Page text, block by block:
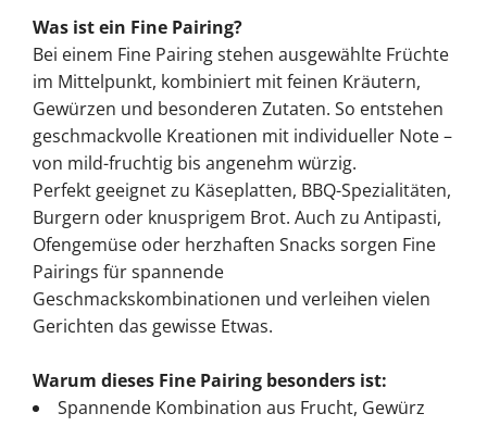
Was ist ein Fine Pairing?
Bei einem Fine Pairing stehen ausgewählte Früchte
im Mittelpunkt, kombiniert mit feinen Kräutern,
Gewürzen und besonderen Zutaten. So entstehen
geschmackvolle Kreationen mit individueller Note –
von mild-fruchtig bis angenehm würzig.
Perfekt geeignet zu Käseplatten, BBQ-Spezialitäten,
Burgern oder knusprigem Brot. Auch zu Antipasti,
Ofengemüse oder herzhaften Snacks sorgen Fine
Pairings für spannende
Geschmackskombinationen und verleihen vielen
Gerichten das gewisse Etwas.
Warum dieses Fine Pairing besonders ist:
Spannende Kombination aus Frucht, Gewürz